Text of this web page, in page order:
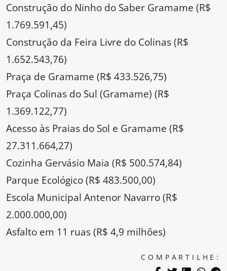
Construção do Ninho do Saber Gramame (R$
1.769.591,45)
Construção da Feira Livre do Colinas (R$
1.652.543,76)
Praça de Gramame (R$ 433.526,75)
Praça Colinas do Sul (Gramame) (R$
1.369.122,77)
Acesso às Praias do Sol e Gramame (R$
27.311.664,27)
Cozinha Gervásio Maia (R$ 500.574,84)
Parque Ecológico (R$ 483.500,00)
Escola Municipal Antenor Navarro (R$
2.000.000,00)
Asfalto em 11 ruas (R$ 4,9 milhões)
COMPARTILHE: